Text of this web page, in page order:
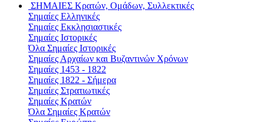
ΣΗΜΑΙΕΣ Κρατών, Ομάδων, Συλλεκτικές
Σημαίες Ελληνικές
Σημαίες Εκκλησιαστικές
Σημαίες Ιστορικές
Όλα Σημαίες Ιστορικές
Σημαίες Αρχαίων και Βυζαντινών Χρόνων
Σημαίες 1453 - 1822
Σημαίες 1822 - Σήμερα
Σημαίες Στρατιωτικές
Σημαίες Κρατών
Όλα Σημαίες Κρατών